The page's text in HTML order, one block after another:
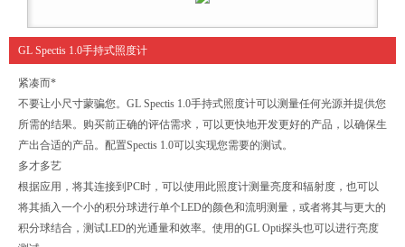
GL Spectis 1.0手持式照度计
紧凑而*
不要让小尺寸蒙骗您。GL Spectis 1.0手持式照度计可以测量任何光源并提供您
所需的结果。购买前正确的评估需求，可以更快地开发更好的产品，以确保生
产出合适的产品。配置Spectis 1.0可以实现您需要的测试。
多才多艺
根据应用，将其连接到PC时，可以使用此照度计测量亮度和辐射度，也可以
将其插入一个小的积分球进行单个LED的颜色和流明测量，或者将其与更大的
积分球结合，测试LED的光通量和效率。使用的GL Opti探头也可以进行亮度